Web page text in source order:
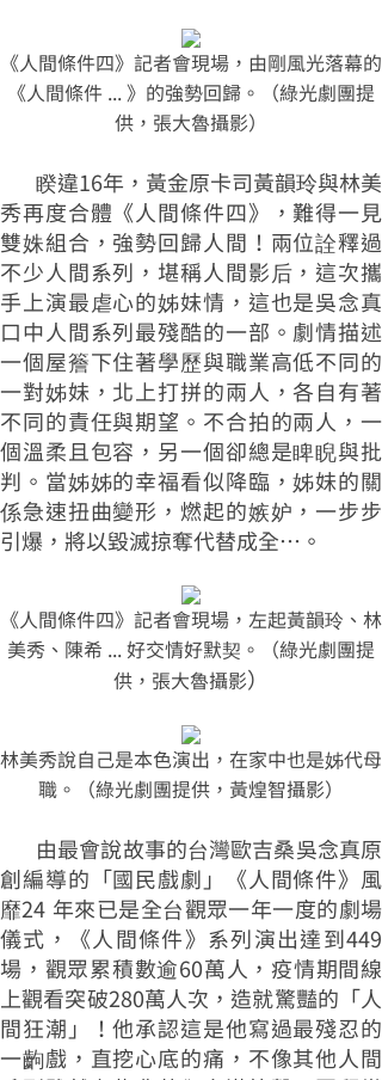
《人間條件四》記者會現場，由剛風光落幕的
《人間條件 ... 》的強勢回歸。（綠光劇團提
供，張大魯攝影）
睽違16年，黃金原卡司黃韻玲與林美
秀再度合體《人間條件四》，難得一見
雙姝組合，強勢回歸人間！兩位詮釋過
不少人間系列，堪稱人間影后，這次攜
手上演最虐心的姊妹情，這也是吳念真
口中人間系列最殘酷的一部。劇情描述
一個屋簷下住著學歷與職業高低不同的
一對姊妹，北上打拼的兩人，各自有著
不同的責任與期望。不合拍的兩人，一
個溫柔且包容，另一個卻總是睥睨與批
判。當姊姊的幸福看似降臨，姊妹的關
係急速扭曲變形，燃起的嫉妒，一步步
引爆，將以毀滅掠奪代替成全…。
《人間條件四》記者會現場，左起黃韻玲、林
美秀、陳希 ... 好交情好默契。（綠光劇團提
供，張大魯攝影）
林美秀說自己是本色演出，在家中也是姊代母
職。（綠光劇團提供，黃煌智攝影）
由最會說故事的台灣歐吉桑吳念真原
創編導的「國民戲劇」《人間條件》風
靡24 年來已是全台觀眾一年一度的劇場
儀式，《人間條件》系列演出達到449
場，觀眾累積數逾60萬人，疫情期間線
上觀看突破280萬人次，造就驚豔的「人
間狂潮」！他承認這是他寫過最殘忍的
一齣戲，直挖心底的痛，不像其他人間